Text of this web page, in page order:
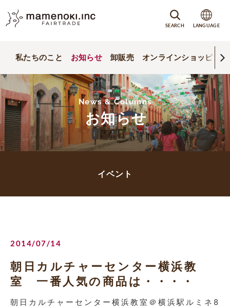
SEARCH LANGUAGE
私たちのこと お知らせ 卸販売 オンラインショッピング
News & Columns
お知らせ
イベント
2014/07/14
朝日カルチャーセンター横浜教
室 一番人気の商品は・・・・
朝日カルチャーセンター横浜教室＠横浜駅ルミネ8